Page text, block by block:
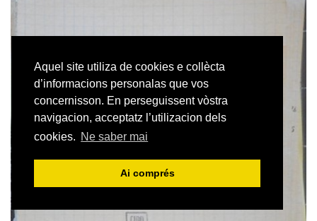
Aquel site utiliza de cookies e collècta
d’informacions personalas que vos
concernisson. En perseguissent vòstra
navigacion, acceptatz l’utilizacion dels
cookies. Ne saber mai
Ai comprés